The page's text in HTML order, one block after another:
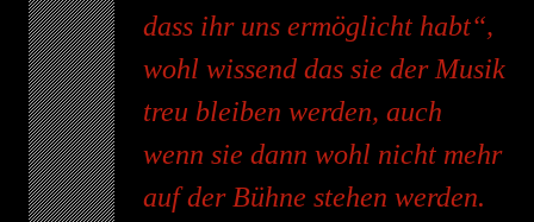
dass ihr uns ermöglicht habt“,
wohl wissend das sie der Musik
treu bleiben werden, auch
wenn sie dann wohl nicht mehr
auf der Bühne stehen werden.